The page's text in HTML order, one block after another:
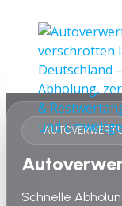
Schnelle